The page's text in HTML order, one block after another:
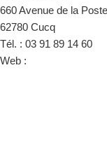
660 Avenue de la Poste
62780 Cucq
Tél. : 03 91 89 14 60
Web :